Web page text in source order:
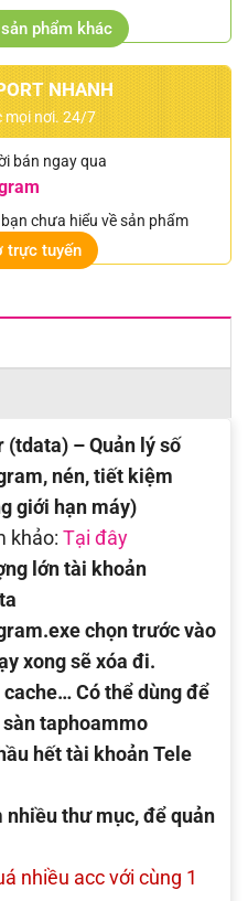
phẩm khác
NHANH
mọi nơi. 24/7
bán ngay qua
chưa hiểu về sản phẩm
trực tuyến
– Quản lý số
nén, tiết kiệm
giới hạn máy)
khảo: Tại đây
lớn tài khoản
chọn trước vào
xong sẽ xóa đi.
Có thể dùng để
taphoammo
hết tài khoản Tele
nhiều thư mục, để quản
nhiều acc với cùng 1